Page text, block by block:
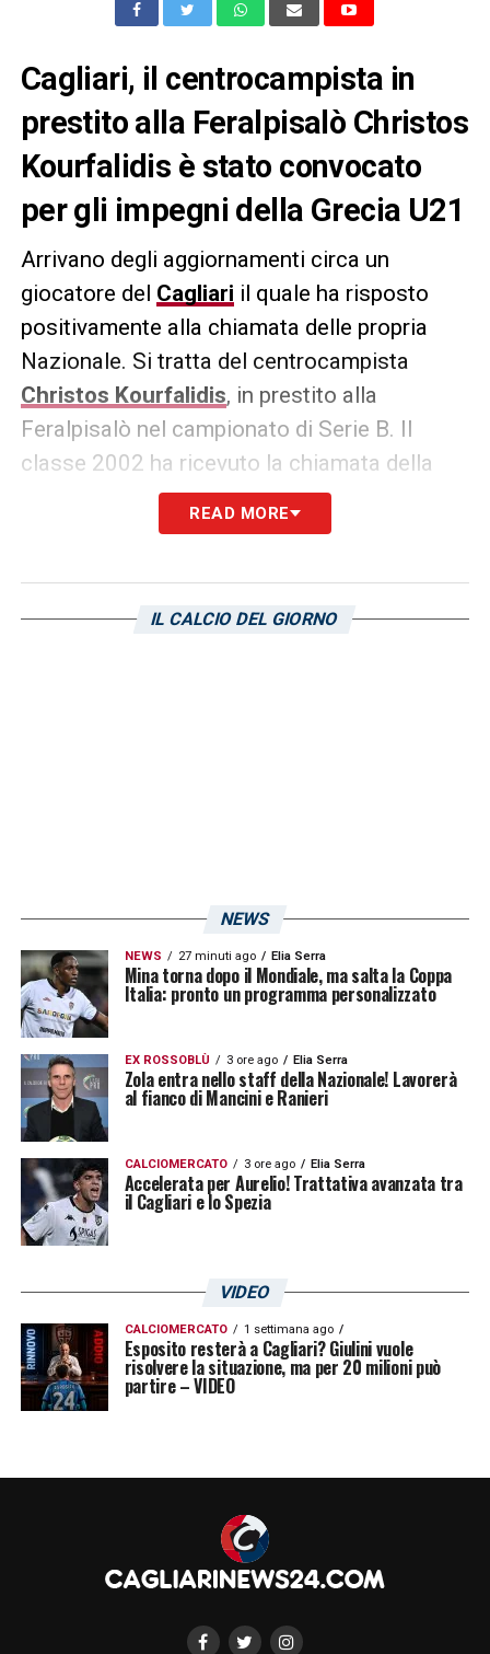
Cagliari, il centrocampista in
prestito alla Feralpisalò Christos
Kourfalidis è stato convocato
per gli impegni della Grecia U21
Arrivano degli aggiornamenti circa un
giocatore del Cagliari il quale ha risposto
positivamente alla chiamata delle propria
Nazionale. Si tratta del centrocampista
Christos Kourfalidis, in prestito alla
Feralpisalò nel campionato di Serie B. Il
classe 2002 ha ricevuto la chiamata della
, con la quale scenderà in campo
nei prossimi giorni. Nelle specifico il
prossimi Europei U21. I giovani ellenici sono
READ MORE
IL CALCIO DEL GIORNO
NEWS
NEWS 27 minuti ago Elia Serra
Mina torna dopo il Mondiale, ma salta la Coppa
Italia: pronto un programma personalizzato
EX ROSSOBLÙ 3 ore ago Elia Serra
Zola entra nello staff della Nazionale! Lavorerà
al fianco di Mancini e Ranieri
CALCIOMERCATO 3 ore ago Elia Serra
Accelerata per Aurelio! Trattativa avanzata tra
il Cagliari e lo Spezia
VIDEO
CALCIOMERCATO 1 settimana ago
Esposito resterà a Cagliari? Giulini vuole
risolvere la situazione, ma per 20 milioni può
partire – VIDEO